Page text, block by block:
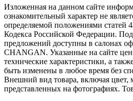
Изложенная на данном сайте
ознакомительный характер не
определяемой положениями статей
Кодекса Российской Федерации.
предложений доступны в салонах
CHANGAN. Указанные на сайте
технические характеристики, а
быть изменены в любое время без
Внешний вид товара, включая цвет,
представленных на фотографиях.